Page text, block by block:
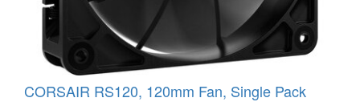
CORSAIR RS120, 120mm Fan, Single Pack